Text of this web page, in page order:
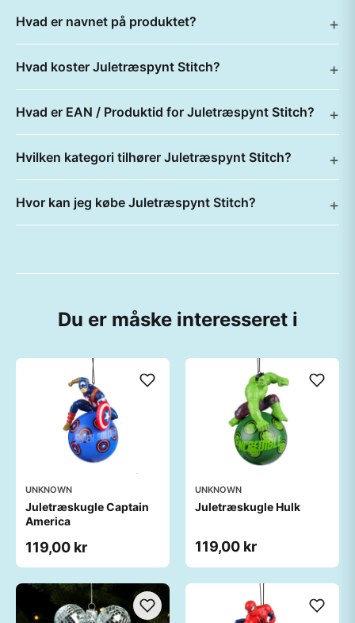
Hvad er navnet på produktet?
Hvad koster Juletræspynt Stitch?
Hvad er EAN / Produktid for Juletræspynt Stitch?
Hvilken kategori tilhører Juletræspynt Stitch?
Hvor kan jeg købe Juletræspynt Stitch?
Du er måske interesseret i
UNKNOWN
Juletræskugle Captain
America
119,00 kr
UNKNOWN
Juletræskugle Hulk
119,00 kr